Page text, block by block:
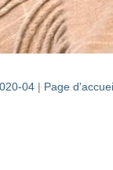
04|Page